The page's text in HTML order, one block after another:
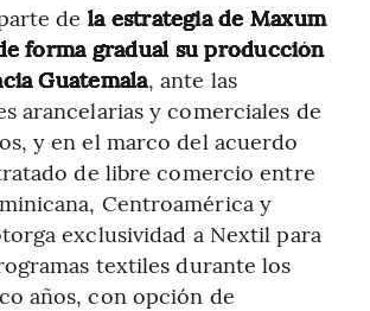
de la estrategia de Maxum
forma gradual su producción
Guatemala, ante las
arancelarias y comerciales de
y en el marco del acuerdo
de libre comercio entre
Centroamérica y
exclusividad a Nextil para
textiles durante los
años, con opción de